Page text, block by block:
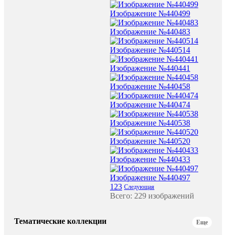
Изображение №440499
Изображение №440483
Изображение №440514
Изображение №440441
Изображение №440458
Изображение №440474
Изображение №440538
Изображение №440520
Изображение №440433
Изображение №440497
1 23 Следующая
Всего: 229 изображений
Тематические коллекции Еще